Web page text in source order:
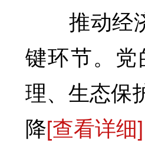
推动经济
键环节。
理、生态保
降[查看详细]